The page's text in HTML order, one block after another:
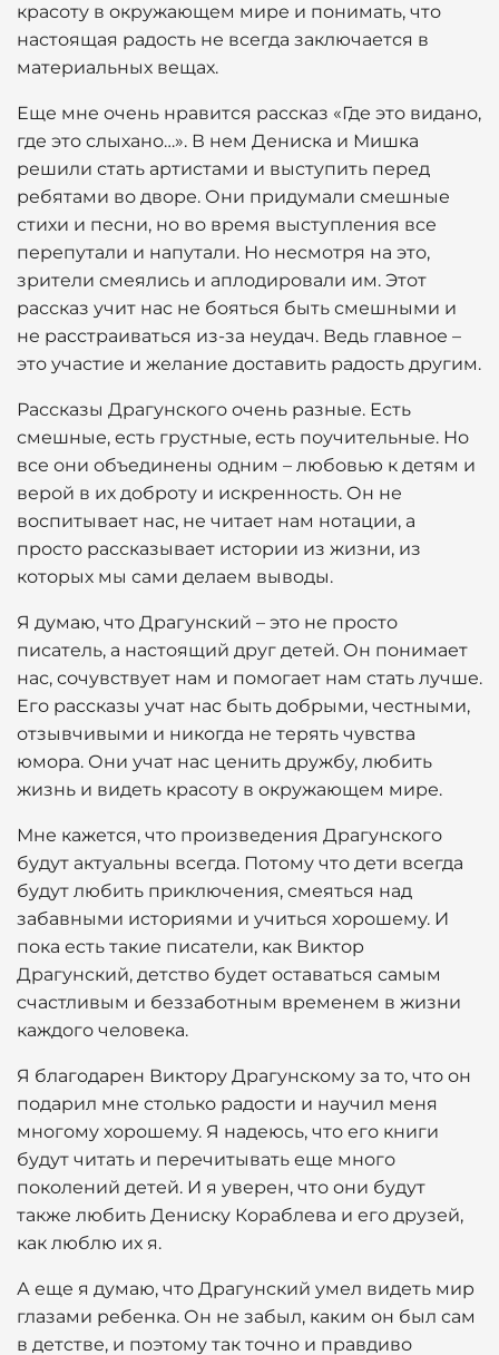
красоту в окружающем мире и понимать, что
настоящая радость не всегда заключается в
материальных вещах.
Еще мне очень нравится рассказ «Где это видано,
где это слыхано…». В нем Дениска и Мишка
решили стать артистами и выступить перед
ребятами во дворе. Они придумали смешные
стихи и песни, но во время выступления все
перепутали и напутали. Но несмотря на это,
зрители смеялись и аплодировали им. Этот
рассказ учит нас не бояться быть смешными и
не расстраиваться из-за неудач. Ведь главное –
это участие и желание доставить радость другим.
Рассказы Драгунского очень разные. Есть
смешные, есть грустные, есть поучительные. Но
все они объединены одним – любовью к детям и
верой в их доброту и искренность. Он не
воспитывает нас, не читает нам нотации, а
просто рассказывает истории из жизни, из
которых мы сами делаем выводы.
Я думаю, что Драгунский – это не просто
писатель, а настоящий друг детей. Он понимает
нас, сочувствует нам и помогает нам стать лучше.
Его рассказы учат нас быть добрыми, честными,
отзывчивыми и никогда не терять чувства
юмора. Они учат нас ценить дружбу, любить
жизнь и видеть красоту в окружающем мире.
Мне кажется, что произведения Драгунского
будут актуальны всегда. Потому что дети всегда
будут любить приключения, смеяться над
забавными историями и учиться хорошему. И
пока есть такие писатели, как Виктор
Драгунский, детство будет оставаться самым
счастливым и беззаботным временем в жизни
каждого человека.
Я благодарен Виктору Драгунскому за то, что он
подарил мне столько радости и научил меня
многому хорошему. Я надеюсь, что его книги
будут читать и перечитывать еще много
поколений детей. И я уверен, что они будут
также любить Дениску Кораблева и его друзей,
как люблю их я.
А еще я думаю, что Драгунский умел видеть мир
глазами ребенка. Он не забыл, каким он был сам
в детстве, и поэтому так точно и правдиво